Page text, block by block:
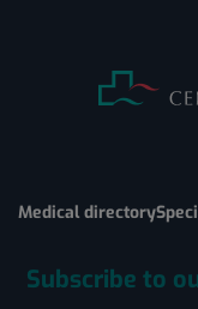
Medical directory
Subscribe to